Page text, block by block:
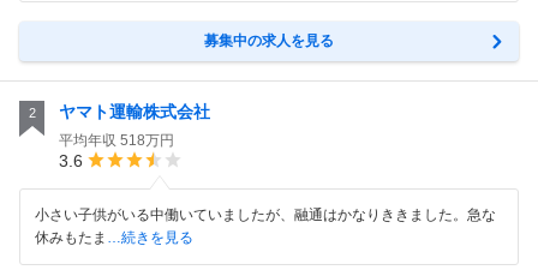
募集中の求人を見る
2 ヤマト運輸株式会社
平均年収 518万円
3.6
小さい子供がいる中働いていましたが、融通はかなりききました。急な
休みもたま …続きを見る